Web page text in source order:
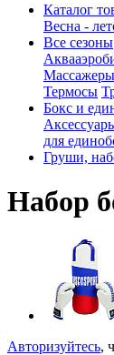
Каталог
Весна -
Все сезоны
Массажеры
Термосы
Бокс и
для
Груши,
Набор
Авторизуйтесь,